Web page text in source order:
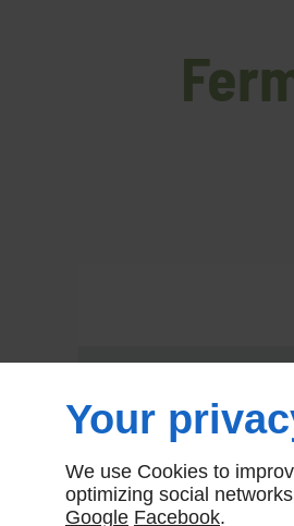
Your
We use Cookies to
optimizing social
Google Facebook.